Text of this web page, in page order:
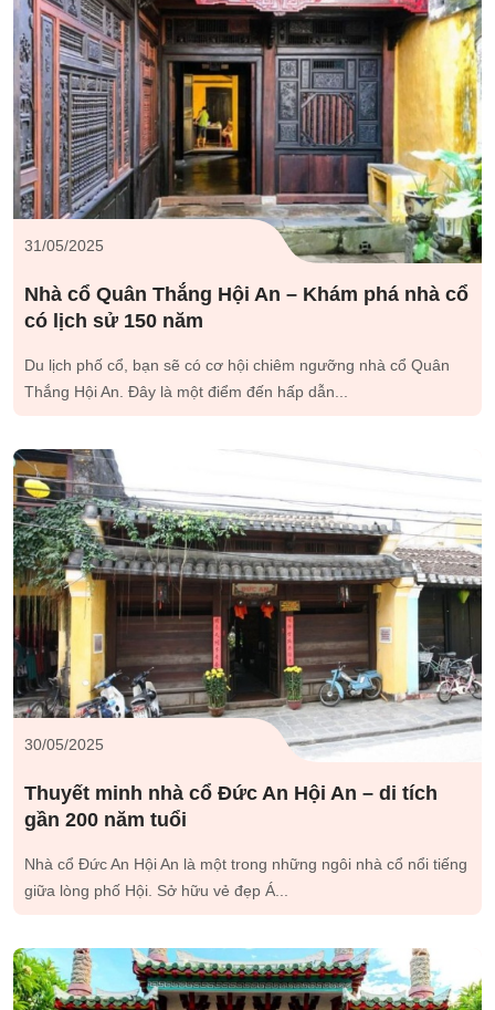
31/05/2025
Nhà cổ Quân Thắng Hội An – Khám phá nhà cổ
có lịch sử 150 năm
Du lịch phố cổ, bạn sẽ có cơ hội chiêm ngưỡng nhà cổ Quân
Thắng Hội An. Đây là một điểm đến hấp dẫn...
30/05/2025
Thuyết minh nhà cổ Đức An Hội An – di tích
gần 200 năm tuổi
Nhà cổ Đức An Hội An là một trong những ngôi nhà cổ nổi tiếng
giữa lòng phố Hội. Sở hữu vẻ đẹp Á...